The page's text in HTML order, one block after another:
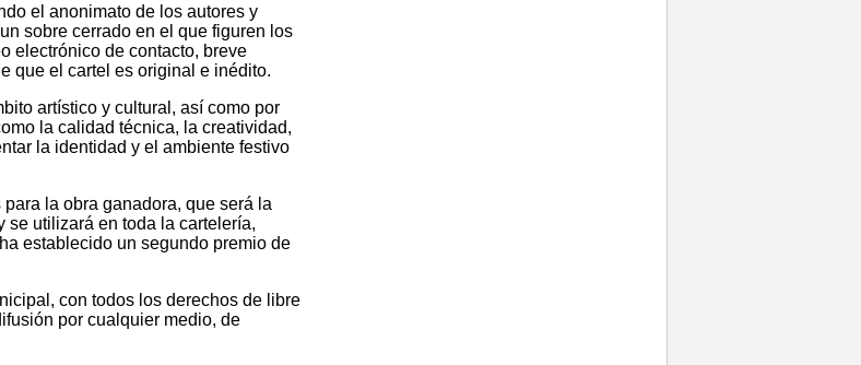
el anonimato de los autores y
sobre cerrado en el que figuren los
electrónico de contacto, breve
que el cartel es original e inédito.
artístico y cultural, así como por
la calidad técnica, la creatividad,
la identidad y el ambiente festivo
la obra ganadora, que será la
se utilizará en toda la cartelería,
establecido un segundo premio de
con todos los derechos de libre
por cualquier medio, de